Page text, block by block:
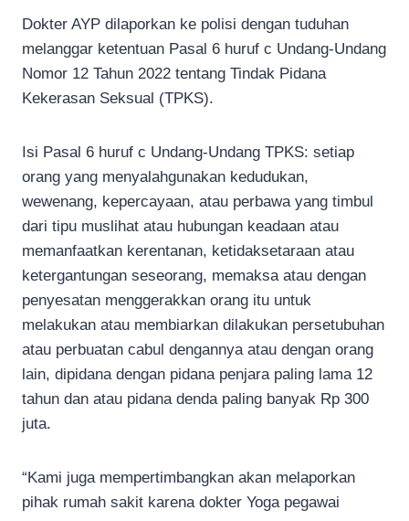
Dokter AYP dilaporkan ke polisi dengan tuduhan
melanggar ketentuan Pasal 6 huruf c Undang-Undang
Nomor 12 Tahun 2022 tentang Tindak Pidana
Kekerasan Seksual (TPKS).
Isi Pasal 6 huruf c Undang-Undang TPKS: setiap
orang yang menyalahgunakan kedudukan,
wewenang, kepercayaan, atau perbawa yang timbul
dari tipu muslihat atau hubungan keadaan atau
memanfaatkan kerentanan, ketidaksetaraan atau
ketergantungan seseorang, memaksa atau dengan
penyesatan menggerakkan orang itu untuk
melakukan atau membiarkan dilakukan persetubuhan
atau perbuatan cabul dengannya atau dengan orang
lain, dipidana dengan pidana penjara paling lama 12
tahun dan atau pidana denda paling banyak Rp 300
juta.
“Kami juga mempertimbangkan akan melaporkan
pihak rumah sakit karena dokter Yoga pegawai